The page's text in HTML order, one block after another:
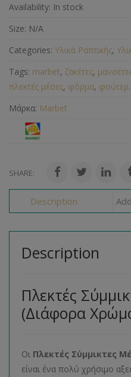
Availability: In stock
Size: N/A
Categories: Υλικά Ραπτικής,
Tags: marbet, ζακέτες,
πλεκτές μέσες, φόρμα, φούτερ.
Μάρκα: Marbet
SHARE:
Description
Description
Πλεκτές
(Διάφορα
Οι Πλεκτές Σύμμικτες
είναι ένα πολύ χρήσιμο